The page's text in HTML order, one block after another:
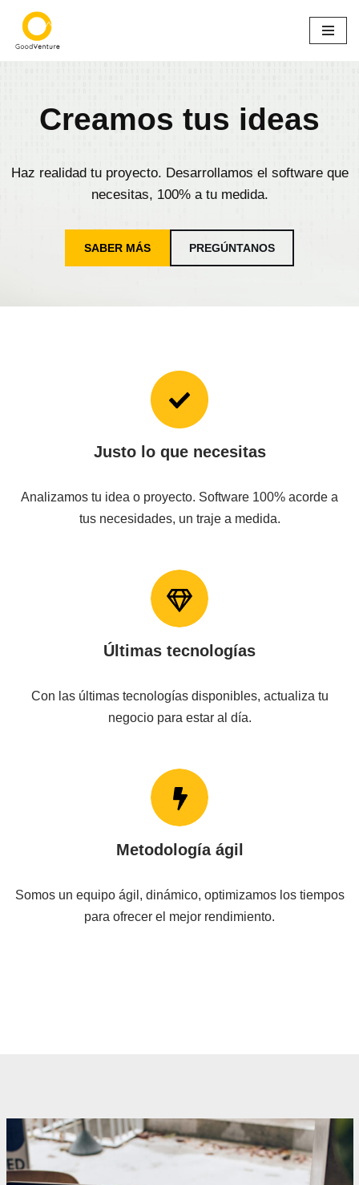
Saltar
Creamos tus ideas
Haz realidad tu proyecto. Desarrollamos el software que
necesitas, 100% a tu medida.
SABER MÁS PREGÚNTANOS
Justo lo que necesitas
Analizamos tu idea o proyecto. Software 100% acorde a
tus necesidades, un traje a medida.
Últimas tecnologías
Con las últimas tecnologías disponibles, actualiza tu
negocio para estar al día.
Metodología ágil
Somos un equipo ágil, dinámico, optimizamos los tiempos
para ofrecer el mejor rendimiento.